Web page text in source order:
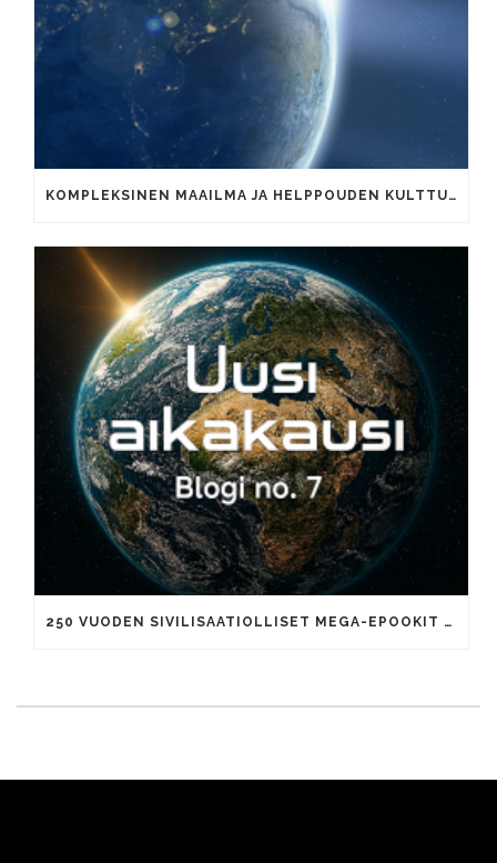
KOMPLEKSINEN MAAILMA JA HELPPOUDEN KULTTUURI
250 VUODEN SIVILISAATIOLLISET MEGA-EPOOKIT JA TUHANNEN VUODEN AIKAKAUDET